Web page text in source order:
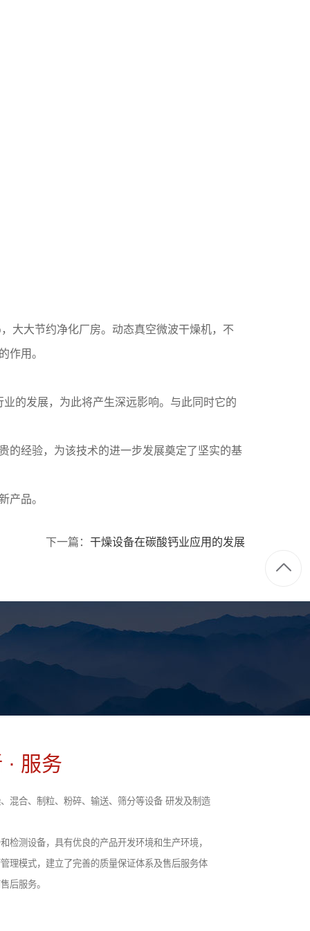
大大节约净化厂房。动态真空微波干燥机，不
作用。
的发展，为此将产生深远影响。与此同时它的
的经验，为该技术的进一步发展奠定了坚实的基
产品。
下一篇： 干燥设备在碳酸钙业应用的发展
· 服务
混合、制粒、粉碎、输送、筛分等设备 研发及制造
检测设备，具有优良的产品开发环境和生产环境，
理模式，建立了完善的质量保证体系及售后服务体
后服务。